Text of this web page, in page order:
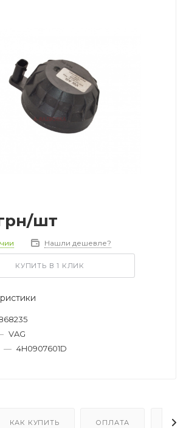
/шт
Нашли дешевле?
КУПИТЬ В 1 КЛИК
VAG
— 4H0907601D
КАК КУПИТЬ ОПЛАТА